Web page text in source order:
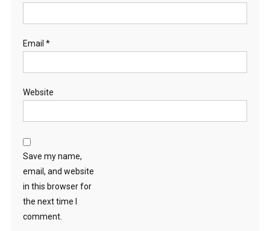
Email *
Website
Save my name,
email, and website
in this browser for
the next time I
comment.